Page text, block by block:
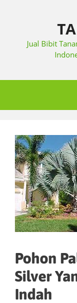
Jual Bibit
Pohon
Silver
Indah